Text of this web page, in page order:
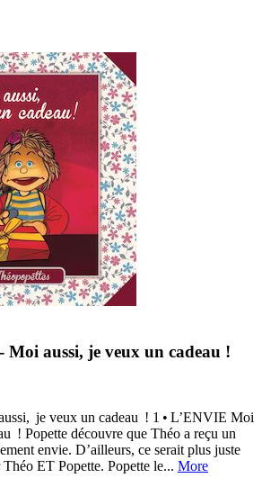
Moi aussi, je veux un cadeau !
je veux un cadeau ! 1 • L’ENVIE Moi
! Popette découvre que Théo a reçu un
envie. D’ailleurs, ce serait plus juste
ET Popette. Popette le... More